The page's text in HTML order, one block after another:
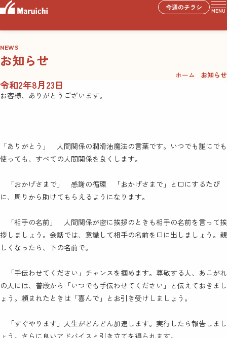
今週のチラシ MENU
NEWS
お知らせ
ホーム お知らせ
令和2年8月23日
お客様、ありがとうございます。
「ありがとう」 人間関係の潤滑油魔法の言葉です。いつでも誰にでも
使っても、 すべての人間関係を良くします。
「おかげさまで」 感謝の循環 「おかげさまで」と口にするたび
に、周りから助けてもらえるようになります。
「相手の名前」 人間関係が密に挨拶のときも相手の名前を言って挨
拶しま しょう。会話では、意識して相手の名前を口に出しましょう。親
しくなったら、下の名前で。
「手伝わせてください」 チャンスを掴めます。 尊敬する人、あこがれ
の人には、普段から 「いつでも手伝わせてください」と伝えておきま し
ょう。頼まれたときは「喜んで」とお引き受けしましょう。
「すぐやります」 人生がどんどん加速します。 実行したら報告しまし
ょう。さらに良いアドバイスと引き立てを得られます。